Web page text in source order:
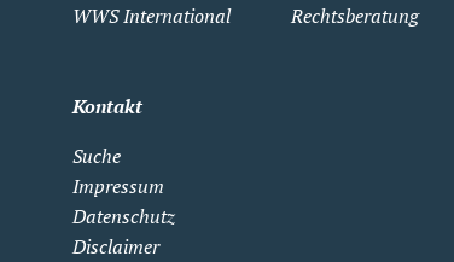
WWS International
Rechtsberatung
Kontakt
Suche
Impressum
Datenschutz
Disclaimer